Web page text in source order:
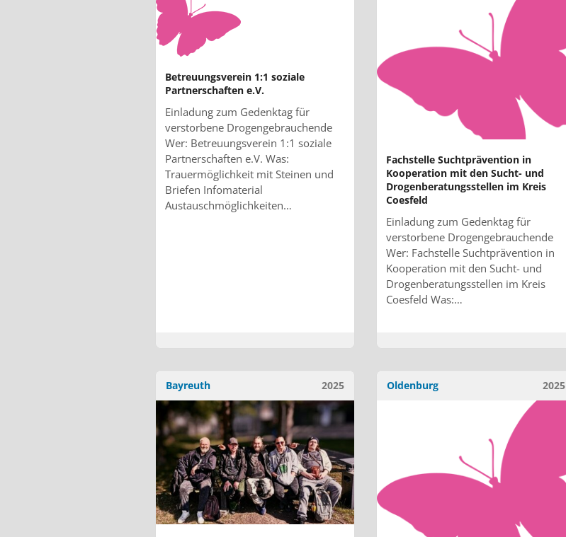
Betreuungsverein 1:1 soziale
Partnerschaften e.V.
Einladung zum Gedenktag für
verstorbene Drogengebrauchende
Wer: Betreuungsverein 1:1 soziale
Partnerschaften e.V. Was:
Trauermöglichkeit mit Steinen und
Briefen Infomaterial
Austauschmöglichkeiten…
Fachstelle Suchtprävention in
Kooperation mit den Sucht- und
Drogenberatungsstellen im Kreis
Coesfeld
Einladung zum Gedenktag für
verstorbene Drogengebrauchende
Wer: Fachstelle Suchtprävention in
Kooperation mit den Sucht- und
Drogenberatungsstellen im Kreis
Coesfeld Was:…
2025
Bayreuth 2025
Oldenburg